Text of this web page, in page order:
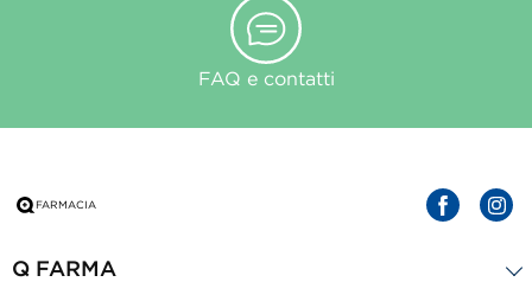
FAQ e contatti
Q FARMA